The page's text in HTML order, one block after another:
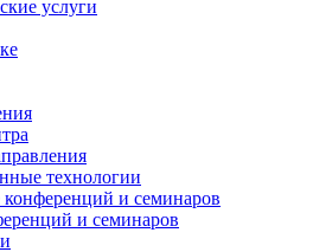
услуги
технологии
конференций и семинаров
и семинаров